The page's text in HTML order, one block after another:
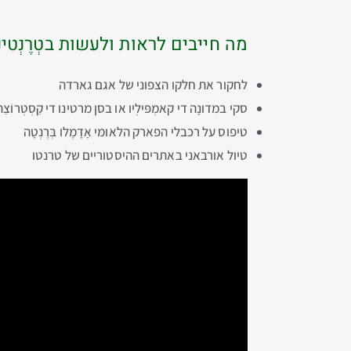
מה חייבים לראות ולעשות
לחקור את חלקו הצפוני של אגם גארדה
סקי במדונָה די קאמְפּילְיו או בסן מרטינו די
טיפוס על רכבלי הפארק הלאומי אָדָמֶלו בְּרֶנְטָה
טיול אורבאני באתרים ההיסטוריים של טרנטו